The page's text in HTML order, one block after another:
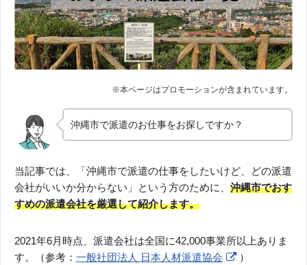
沖縄市で派遣のお仕事をお探しですか？
当記事では、「沖縄市で派遣の仕事をしたいけど、どの派遣
会社がいいか分からない」という方のために、 沖縄市でおす
すめの派遣会社を厳選して紹介します。
2021年6月時点、派遣会社は全国に42,000事業所以上ありま
す。（参考： 一般社団法人 日本人材派遣協会 ）